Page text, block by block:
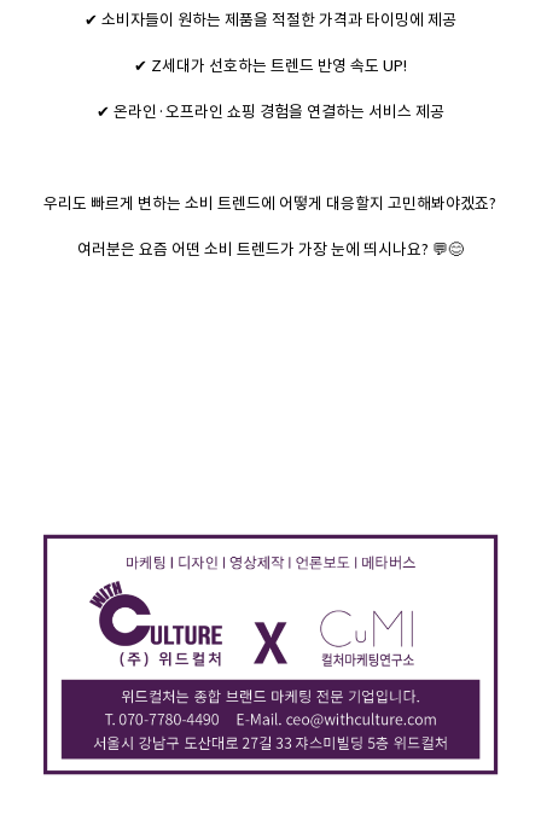
✔ 소비자들이 원하는 제품을 적절한 가격과 타이밍에 제공
✔ Z세대가 선호하는 트렌드 반영 속도 UP!
✔ 온라인·오프라인 쇼핑 경험을 연결하는 서비스 제공
우리도 빠르게 변하는 소비 트렌드에 어떻게 대응할지 고민해봐야겠죠?
여러분은 요즘 어떤 소비 트렌드가 가장 눈에 띄시나요? 💬😊